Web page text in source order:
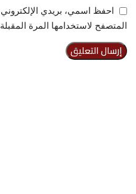
احفظ اسمي، بريدي
المتصفح لاستخدامها المرة